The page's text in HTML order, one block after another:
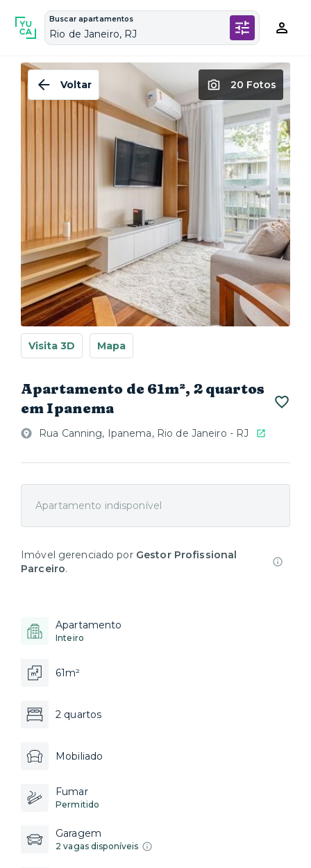
Buscar apartamentos
Rio de Janeiro, RJ
Voltar 20 Fotos
Visita 3D Mapa
Apartamento de 61m², 2 quartos
em Ipanema
Rua Canning, Ipanema, Rio de Janeiro - RJ
Apartamento indisponível
Imóvel gerenciado por Gestor Profissional
Parceiro.
Apartamento
Inteiro
61m²
2 quartos
Mobiliado
Fumar
Permitido
Garagem
2 vagas disponíveis